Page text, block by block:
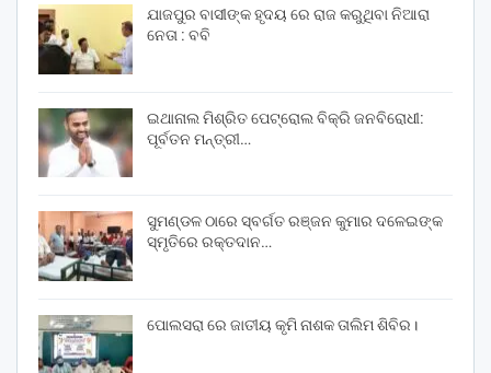
ଯାଜପୁର ବାସୀଙ୍କ ହୃଦୟ ରେ ରାଜ କରୁଥିବା ନିଆରା
ନେତା : ବବି
ଇଥାନାଲ ମିଶ୍ରିତ ପେଟ୍ରୋଲ ବିକ୍ରି ଜନବିରୋଧୀ:
ପୂର୍ବତନ ମନ୍ତ୍ରୀ…
ସୁମଣ୍ଡଳ ଠାରେ ସ୍ବର୍ଗତ ରଞ୍ଜନ କୁମାର ଦଳେଇଙ୍କ
ସ୍ମୃତିରେ ରକ୍ତଦାନ…
ପୋଲସରା ରେ ଜାତୀୟ କୃମି ନାଶକ ତାଲିମ ଶିବିର।